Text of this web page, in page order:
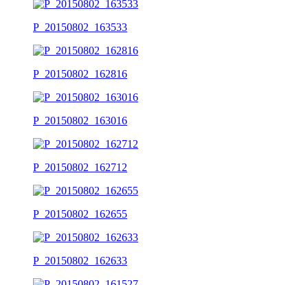
P_20150802_163533
P_20150802_162816
P_20150802_163016
P_20150802_162712
P_20150802_162655
P_20150802_162633